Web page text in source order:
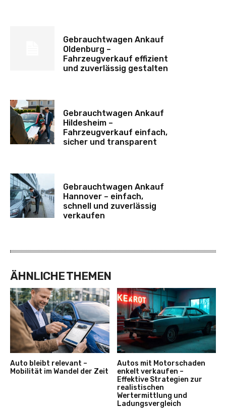
Gebrauchtwagen Ankauf
Oldenburg –
Fahrzeugverkauf effizient
und zuverlässig gestalten
Gebrauchtwagen Ankauf
Hildesheim –
Fahrzeugverkauf einfach,
sicher und transparent
Gebrauchtwagen Ankauf
Hannover – einfach,
schnell und zuverlässig
verkaufen
ÄHNLICHE THEMEN
Auto bleibt relevant –
Mobilität im Wandel der Zeit
Autos mit Motorschaden
enkelt verkaufen –
Effektive Strategien zur
realistischen
Wertermittlung und
Ladungsvergleich